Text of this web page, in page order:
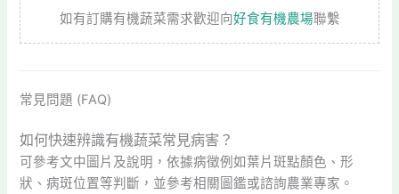
如有訂購有機蔬菜需求歡迎向好食有機農場聯繫
常見問題 (FAQ)
如何快速辨識有機蔬菜常見病害？
可參考文中圖片及說明，依據病徵例如葉片斑點顏色、形
狀、病斑位置等判斷，並參考相關圖鑑或諮詢農業專家。